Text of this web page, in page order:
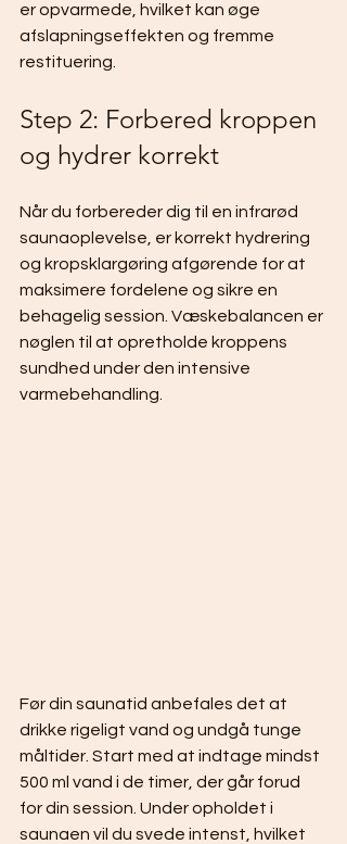
er opvarmede, hvilket kan øge
afslapningseffekten og fremme
restituering.
Step 2: Forbered kroppen
og hydrer korrekt
Når du forbereder dig til en infrarød
saunaoplevelse, er korrekt hydrering
og kropsklargøring afgørende for at
maksimere fordelene og sikre en
behagelig session. Væskebalancen er
nøglen til at opretholde kroppens
sundhed under den intensive
varmebehandling.
Før din saunatid anbefales det at
drikke rigeligt vand og undgå tunge
måltider. Start med at indtage mindst
500 ml vand i de timer, der går forud
for din session. Under opholdet i
saunaen vil du svede intenst, hvilket